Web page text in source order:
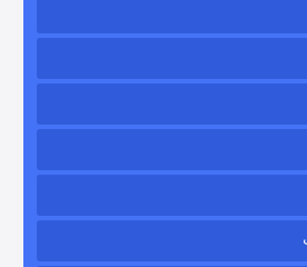
15 (دوبله) منتشر شد